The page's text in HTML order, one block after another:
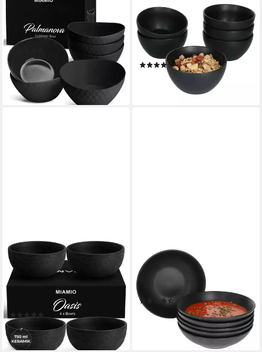
Müslischüssel Schüssel Set
Palmanova Kollektion (6 x 800
ml)
39,99 €
lieferbar - in 2-3 Werktagen bei dir
Müslischale MamboCat 6er
Set Müslischalen Leopard
Lampart Nero schwarz,
Steingut
(4)
24,99 €
lieferbar - in 3-4 Werktagen bei dir
MIAMIO
Müslischale Oasis
Schieferoptik, Schwarz,
Keramik, (Set, 4-tlg), 750 ml,
Ø 15 cm, 7 cm hoch
39,99 €
lieferbar - in 2-3 Werktagen bei dir
MAMBOCAT
Suppenteller MamboCat 6er
Set Suppenteller Londen
Lampart Nero
34,99 €
lieferbar - in 3-4 Werktagen bei dir